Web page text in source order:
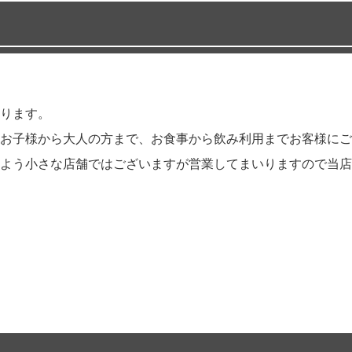
ます。
子様から大人の方まで、お食事から飲み利用までお客様に
う小さな店舗ではございますが営業してまいりますので当